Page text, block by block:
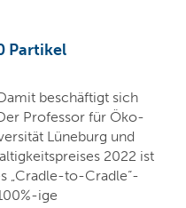
Partikel
beschäftigt sich
Professor für Öko-
Lüneburg und
2022 ist
„Cradle-to-Cradle“-
ige